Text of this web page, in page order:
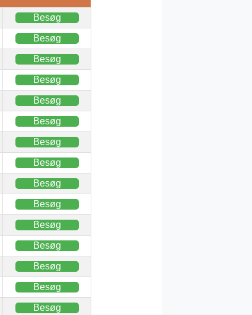
Besøg
Besøg
Besøg
Besøg
Besøg
Besøg
Besøg
Besøg
Besøg
Besøg
Besøg
Besøg
Besøg
Besøg
Besøg